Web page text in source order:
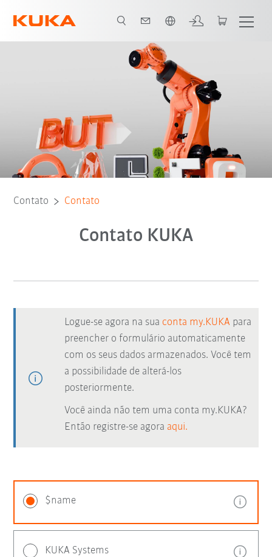
Contato Contato
Contato KUKA
Logue-se agora na sua conta my.KUKA para
preencher o formulário automaticamente
com os seus dados armazenados. Você tem
a possibilidade de alterá-los
posteriormente.
Você ainda não tem uma conta my.KUKA?
Então registre-se agora aqui.
$name
KUKA Systems